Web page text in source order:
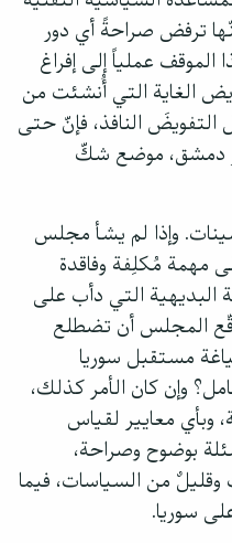
ترفض صراحةً أي دور
عملياً إلى إفراغ
الغاية التي أُنشئت من
دام القرار 2254 لا يزال التفويضَ النافذ، فإنّ حتى
دمشق، موضع شكّ
وإذا لم يشأ مجلس
مهمة مُكلِفة وفاقدة
البديهية التي دأب على
المجلس أن تضطلع
مستقبل سوريا
وإن كان الأمر كذلك،
وبأي معايير لقياس
بوضوح وصراحة،
من السياسات، فيما
سوريا.